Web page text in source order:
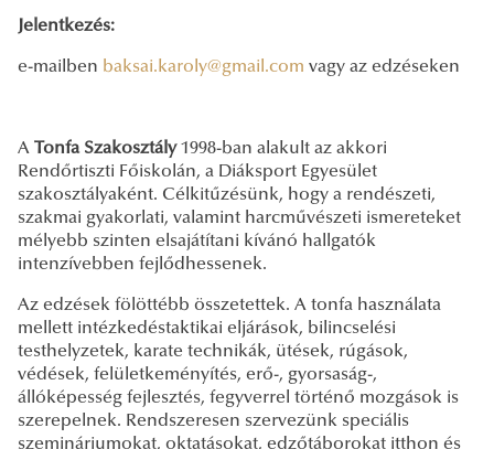
Jelentkezés:
e-mailben baksai.karoly@gmail.com vagy az edzéseken
A Tonfa Szakosztály1998-ban alakult az akkori
Rendőrtiszti Főiskolán, a Diáksport Egyesület
szakosztályaként. Célkitűzésünk, hogy a rendészeti,
szakmai gyakorlati, valamint harcművészeti ismereteket
mélyebb szinten elsajátítani kívánó hallgatók
intenzívebben fejlődhessenek.
Az edzések fölöttébb összetettek. A tonfa használata
mellett intézkedéstaktikai eljárások, bilincselési
testhelyzetek, karate technikák, ütések, rúgások,
védések, felületkeményítés, erő-, gyorsaság-,
állóképesség fejlesztés, fegyverrel történő mozgások is
szerepelnek. Rendszeresen szervezünk speciális
szemináriumokat, oktatásokat, edzőtáborokat itthon és